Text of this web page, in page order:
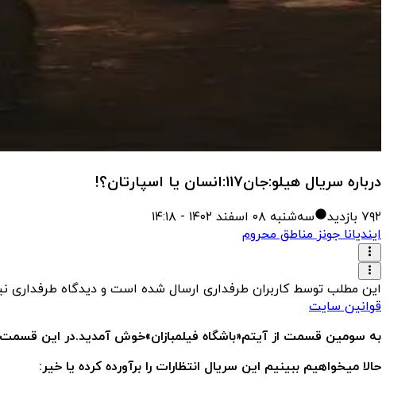
درباره سریال هیلو:جان۱۱۷:انسان یا اسپارتان؟!
۷۹۲ بازدید
سه‌شنبه ۰۸ اسفند ۱۴۰۲ - ۱۴:۱۸
ایندیانا جونز مناطق محروم
این مطلب توسط کاربران طرفداری ارسال شده است و دیدگاه طرفداری
قوانین سایت
به سومین قسمت از آیتم«باشگاه فیلمبازان»خوش آمدید.در این
حالا میخواهیم ببینیم این سریال انتظارات را برآورده کرده یا خیر: